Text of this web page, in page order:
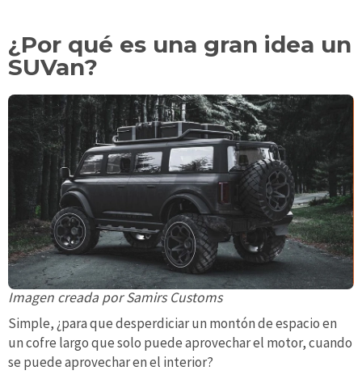
¿Por qué es una gran idea un
SUVan?
Imagen creada por Samirs Customs
Simple, ¿para que desperdiciar un montón de espacio en
un cofre largo que solo puede aprovechar el motor, cuando
se puede aprovechar en el interior?